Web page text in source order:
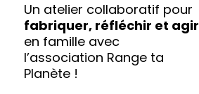
Un atelier collaboratif pour
fabriquer, réfléchir et agir
en famille avec
l’association Range ta
Planète !